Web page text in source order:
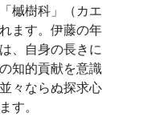
槭樹科」（カエ
ます。伊藤の年
、自身の長きに
知的貢献を意識
々ならぬ探求心
す。